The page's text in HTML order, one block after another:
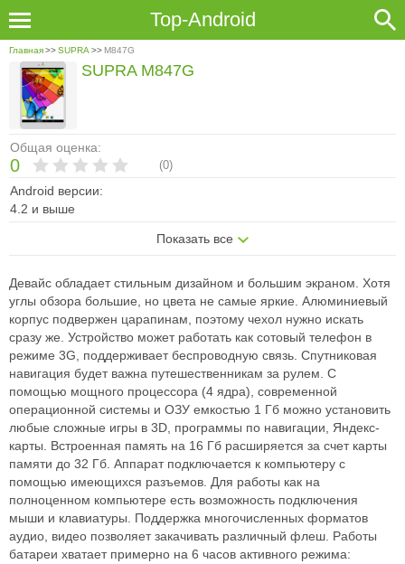
Top-Android
Главная>>SUPRA >> M847G
Общая оценка:
0 (0)
Android версии:
4.2 и выше
Показать все
SUPRA M847G
Девайс обладает стильным дизайном и большим экраном. Хотя
углы обзора большие, но цвета не самые яркие. Алюминиевый
корпус подвержен царапинам, поэтому чехол нужно искать
сразу же. Устройство может работать как сотовый телефон в
режиме 3G, поддерживает беспроводную связь. Спутниковая
навигация будет важна путешественникам за рулем. С
помощью мощного процессора (4 ядра), современной
операционной системы и ОЗУ емкостью 1 Гб можно установить
любые сложные игры в 3D, программы по навигации, Яндекс-
карты. Встроенная память на 16 Гб расширяется за счет карты
памяти до 32 Гб. Аппарат подключается к компьютеру с
помощью имеющихся разъемов. Для работы как на
полноценном компьютере есть возможность подключения
мыши и клавиатуры. Поддержка многочисленных форматов
аудио, видео позволяет закачивать различный флеш. Работы
батареи хватает примерно на 6 часов активного режима: